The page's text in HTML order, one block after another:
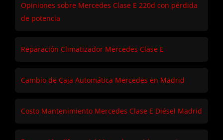
Opiniones sobre Mercedes Clase E 220d con pérdida
de potencia
Reparación Climatizador Mercedes Clase E
Cambio de Caja Automática Mercedes en Madrid
Costo Mantenimiento Mercedes Clase E Diésel Madrid